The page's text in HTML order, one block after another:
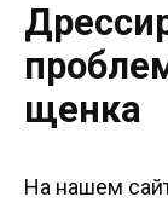
щенка
На нашем